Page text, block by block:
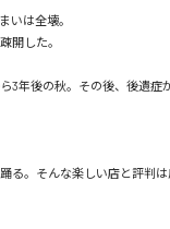
いは全壊。
開した。
3年後の秋。その後、後遺症
る。そんな楽しい店と評判